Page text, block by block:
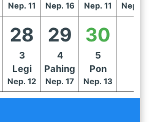
Nep. 11 Nep. 16 Nep. 11 Nep.
28
3
Legi
Nep. 12
29
4
Pahing
Nep. 17
30
5
Pon
Nep. 13